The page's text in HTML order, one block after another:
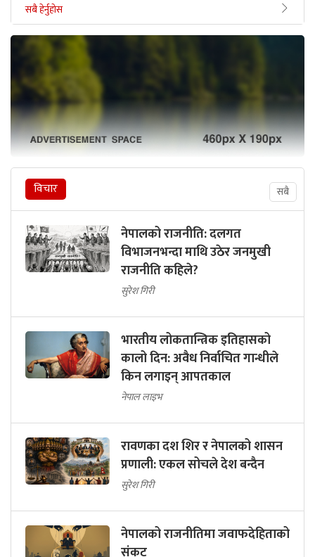
सबै हेर्नुहोस
विचार सबै
नेपालको राजनीति: दलगत
विभाजनभन्दा माथि उठेर जनमुखी
राजनीति कहिले?
सुरेश गिरी
भारतीय लोकतान्त्रिक इतिहासको
कालो दिन: अवैध निर्वाचित गान्धीले
किन लगाइन् आपतकाल
नेपाल लाइभ
रावणका दश शिर र नेपालको शासन
प्रणाली: एकल सोचले देश बन्दैन
सुरेश गिरी
नेपालको राजनीतिमा जवाफदेहिताको
संकट